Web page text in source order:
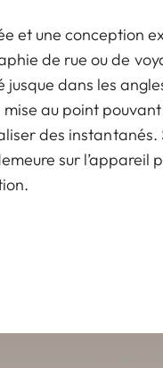
et une conception
de rue ou de
dans les
au point
des instantanés.
sur l’appareil